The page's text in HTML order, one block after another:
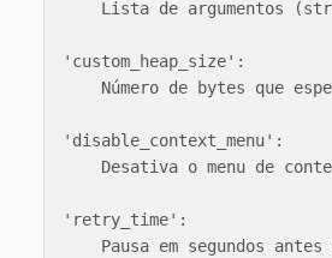
Lista de argumentos
'custom_heap_size':
Número de bytes que
'disable_context_menu':
Desativa o menu de
'retry_time':
Pausa em segundos antes